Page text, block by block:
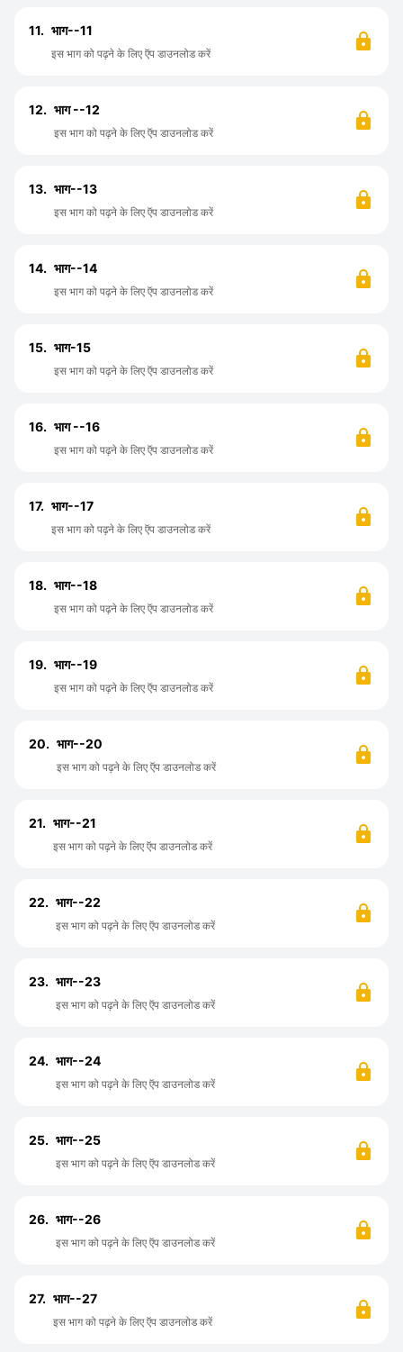
11. भाग--11
इस भाग को पढ़ने के लिए ऍप डाउनलोड करें
12. भाग --12
इस भाग को पढ़ने के लिए ऍप डाउनलोड करें
13. भाग--13
इस भाग को पढ़ने के लिए ऍप डाउनलोड करें
14. भाग--14
इस भाग को पढ़ने के लिए ऍप डाउनलोड करें
15. भाग-15
इस भाग को पढ़ने के लिए ऍप डाउनलोड करें
16. भाग --16
इस भाग को पढ़ने के लिए ऍप डाउनलोड करें
17. भाग--17
इस भाग को पढ़ने के लिए ऍप डाउनलोड करें
18. भाग--18
इस भाग को पढ़ने के लिए ऍप डाउनलोड करें
19. भाग--19
इस भाग को पढ़ने के लिए ऍप डाउनलोड करें
20. भाग--20
इस भाग को पढ़ने के लिए ऍप डाउनलोड करें
21. भाग--21
इस भाग को पढ़ने के लिए ऍप डाउनलोड करें
22. भाग--22
इस भाग को पढ़ने के लिए ऍप डाउनलोड करें
23. भाग--23
इस भाग को पढ़ने के लिए ऍप डाउनलोड करें
24. भाग--24
इस भाग को पढ़ने के लिए ऍप डाउनलोड करें
25. भाग--25
इस भाग को पढ़ने के लिए ऍप डाउनलोड करें
26. भाग--26
इस भाग को पढ़ने के लिए ऍप डाउनलोड करें
27. भाग--27
इस भाग को पढ़ने के लिए ऍप डाउनलोड करें